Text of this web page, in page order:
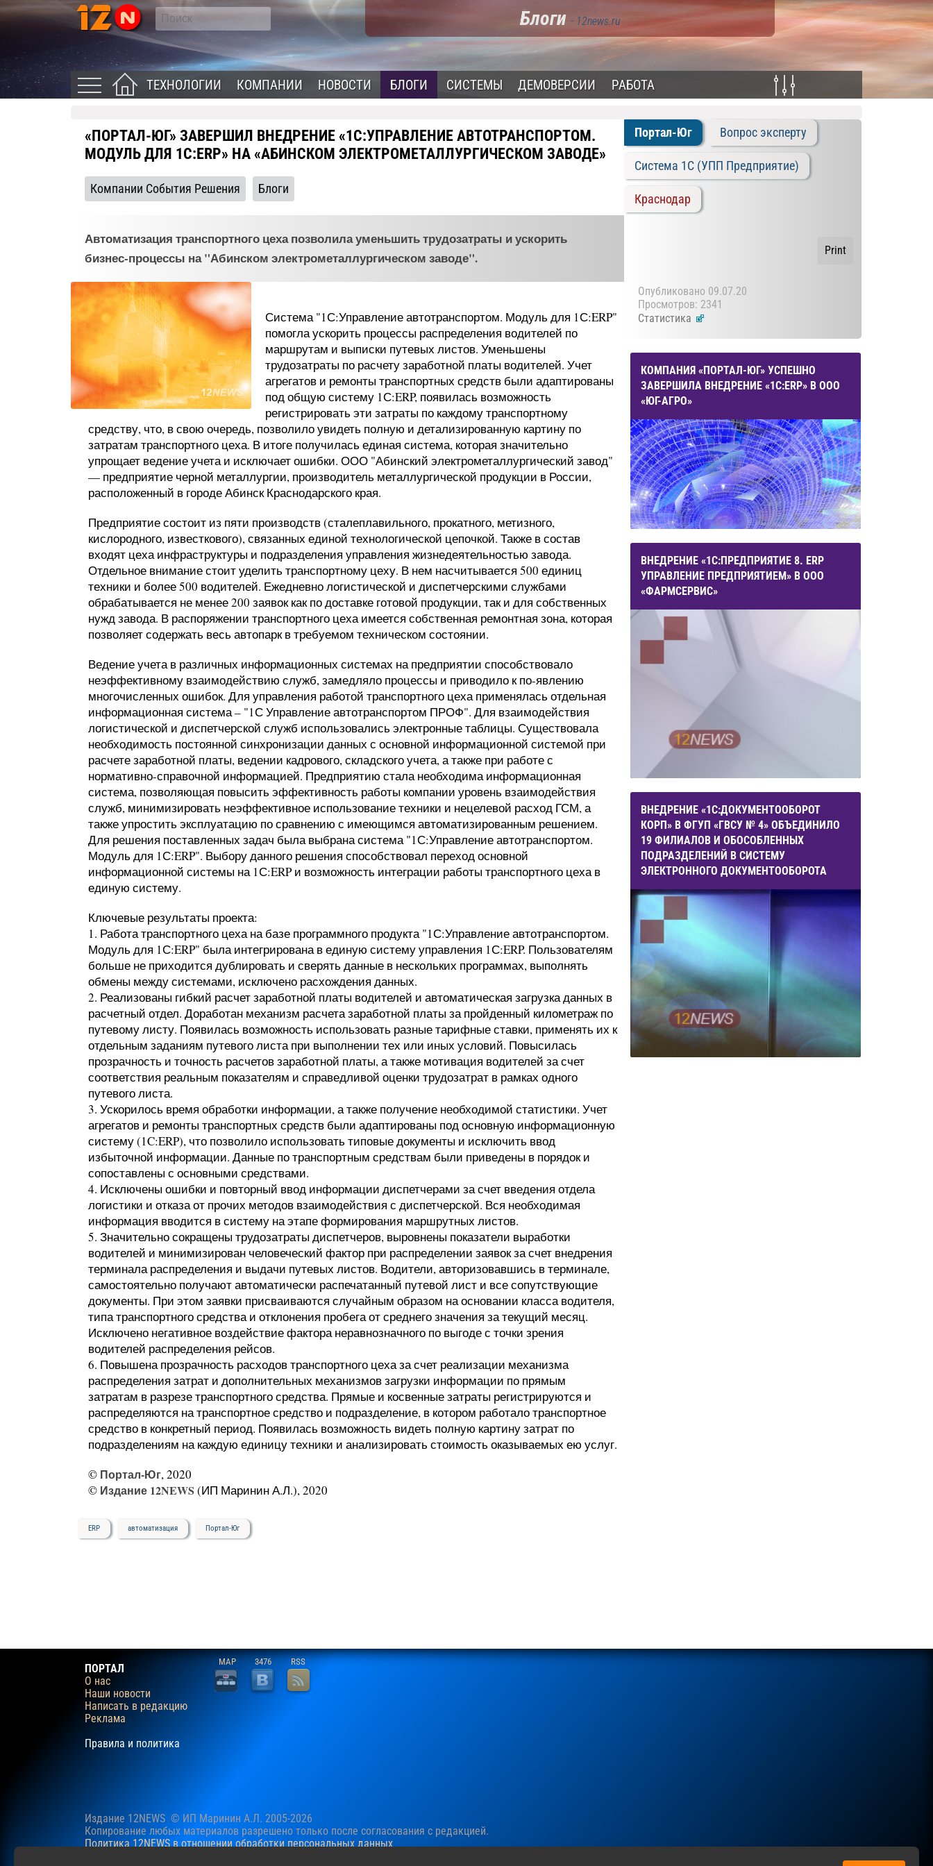
Блоги - 12news.ru
ТЕХНОЛОГИИ КОМПАНИИ НОВОСТИ БЛОГИ СИСТЕМЫ ДЕМОВЕРСИИ РАБОТА
«ПОРТАЛ-ЮГ» ЗАВЕРШИЛ ВНЕДРЕНИЕ «1С:УПРАВЛЕНИЕ АВТОТРАНСПОРТОМ.
МОДУЛЬ ДЛЯ 1С:ERP» НА «АБИНСКОМ ЭЛЕКТРОМЕТАЛЛУРГИЧЕСКОМ ЗАВОДЕ»
Компании События Решения Блоги
Автоматизация транспортного цеха позволила уменьшить трудозатраты и ускорить
бизнес-процессы на "Абинском электрометаллургическом заводе".
Система "1С:Управление автотранспортом. Модуль для 1С:ERP"
помогла ускорить процессы распределения водителей по
маршрутам и выписки путевых листов. Уменьшены
трудозатраты по расчету заработной платы водителей. Учет
агрегатов и ремонты транспортных средств были адаптированы
под общую систему 1С:ERP, появилась возможность
регистрировать эти затраты по каждому транспортному
средству, что, в свою очередь, позволило увидеть полную и детализированную картину по
затратам транспортного цеха. В итоге получилась единая система, которая значительно
упрощает ведение учета и исключает ошибки. ООО "Абинский электрометаллургический завод"
— предприятие черной металлургии, производитель металлургической продукции в России,
расположенный в городе Абинск Краснодарского края.
Предприятие состоит из пяти производств (сталеплавильного, прокатного, метизного,
кислородного, известкового), связанных единой технологической цепочкой. Также в состав
входят цеха инфраструктуры и подразделения управления жизнедеятельностью завода.
Отдельное внимание стоит уделить транспортному цеху. В нем насчитывается 500 единиц
техники и более 500 водителей. Ежедневно логистической и диспетчерскими службами
обрабатывается не менее 200 заявок как по доставке готовой продукции, так и для собственных
нужд завода. В распоряжении транспортного цеха имеется собственная ремонтная зона, которая
позволяет содержать весь автопарк в требуемом техническом состоянии.
Ведение учета в различных информационных системах на предприятии способствовало
неэффективному взаимодействию служб, замедляло процессы и приводило к по-явлению
многочисленных ошибок. Для управления работой транспортного цеха применялась отдельная
информационная система – "1С Управление автотранспортом ПРОФ". Для взаимодействия
логистической и диспетчерской служб использовались электронные таблицы. Существовала
необходимость постоянной синхронизации данных с основной информационной системой при
расчете заработной платы, ведении кадрового, складского учета, а также при работе с
нормативно-справочной информацией. Предприятию стала необходима информационная
система, позволяющая повысить эффективность работы компании уровень взаимодействия
служб, минимизировать неэффективное использование техники и нецелевой расход ГСМ, а
также упростить эксплуатацию по сравнению с имеющимся автоматизированным решением.
Для решения поставленных задач была выбрана система "1С:Управление автотранспортом.
Модуль для 1С:ERP". Выбору данного решения способствовал переход основной
информационной системы на 1С:ERP и возможность интеграции работы транспортного цеха в
единую систему.
Ключевые результаты проекта:
1. Работа транспортного цеха на базе программного продукта "1С:Управление автотранспортом.
Модуль для 1С:ERP" была интегрирована в единую систему управления 1С:ERP. Пользователям
больше не приходится дублировать и сверять данные в нескольких программах, выполнять
обмены между системами, исключено расхождения данных.
2. Реализованы гибкий расчет заработной платы водителей и автоматическая загрузка данных в
расчетный отдел. Доработан механизм расчета заработной платы за пройденный километраж по
путевому листу. Появилась возможность использовать разные тарифные ставки, применять их к
отдельным заданиям путевого листа при выполнении тех или иных условий. Повысилась
прозрачность и точность расчетов заработной платы, а также мотивация водителей за счет
соответствия реальным показателям и справедливой оценки трудозатрат в рамках одного
путевого листа.
3. Ускорилось время обработки информации, а также получение необходимой статистики. Учет
агрегатов и ремонты транспортных средств были адаптированы под основную информационную
систему (1C:ERP), что позволило использовать типовые документы и исключить ввод
избыточной информации. Данные по транспортным средствам были приведены в порядок и
сопоставлены с основными средствами.
4. Исключены ошибки и повторный ввод информации диспетчерами за счет введения отдела
логистики и отказа от прочих методов взаимодействия с диспетчерской. Вся необходимая
информация вводится в систему на этапе формирования маршрутных листов.
5. Значительно сокращены трудозатраты диспетчеров, выровнены показатели выработки
водителей и минимизирован человеческий фактор при распределении заявок за счет внедрения
терминала распределения и выдачи путевых листов. Водители, авторизовавшись в терминале,
самостоятельно получают автоматически распечатанный путевой лист и все сопутствующие
документы. При этом заявки присваиваются случайным образом на основании класса водителя,
типа транспортного средства и отклонения пробега от среднего значения за текущий месяц.
Исключено негативное воздействие фактора неравнозначного по выгоде с точки зрения
водителей распределения рейсов.
6. Повышена прозрачность расходов транспортного цеха за счет реализации механизма
распределения затрат и дополнительных механизмов загрузки информации по прямым
затратам в разрезе транспортного средства. Прямые и косвенные затраты регистрируются и
распределяются на транспортное средство и подразделение, в котором работало транспортное
средство в конкретный период. Появилась возможность видеть полную картину затрат по
подразделениям на каждую единицу техники и анализировать стоимость оказываемых ею услуг.
© Портал-Юг, 2020
© Издание 12NEWS (ИП Маринин А.Л.), 2020
ERP автоматизация Портал-Юг
Портал-Юг Вопрос эксперту
Система 1C (УПП Предприятие)
Краснодар
Print
Опубликовано 09.07.20
Просмотров: 2341
Статистика
КОМПАНИЯ «ПОРТАЛ-ЮГ» УСПЕШНО
ЗАВЕРШИЛА ВНЕДРЕНИЕ «1С:ERP» В ООО
«ЮГ-АГРО»
ВНЕДРЕНИЕ «1С:ПРЕДПРИЯТИЕ 8. ERP
УПРАВЛЕНИЕ ПРЕДПРИЯТИЕМ» В ООО
«ФАРМСЕРВИС»
ВНЕДРЕНИЕ «1С:ДОКУМЕНТООБОРОТ
КОРП» В ФГУП «ГВСУ № 4» ОБЪЕДИНИЛО
19 ФИЛИАЛОВ И ОБОСОБЛЕННЫХ
ПОДРАЗДЕЛЕНИЙ В СИСТЕМУ
ЭЛЕКТРОННОГО ДОКУМЕНТООБОРОТА
ПОРТАЛ
О нас
Наши новости
Написать в редакцию
Реклама
Правила и политика
MAP 3476 RSS
Издание 12NEWS © ИП Маринин А.Л. 2005-2026
Копирование любых материалов разрешено только после согласования c редакцией.
Политика 12NEWS в отношении обработки персональных данных
в отношении